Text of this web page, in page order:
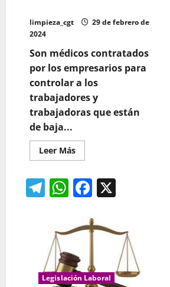
limpieza_cgt
29 de febrero de
2024
Son médicos contratados
por los empresarios para
controlar a los
trabajadores y
trabajadoras que están
de baja...
Leer MásLeer
más
CONTROL
DE
BAJAS
POLICÍA»
Telegram
WhatsApp
Facebook
Legislación Laboral